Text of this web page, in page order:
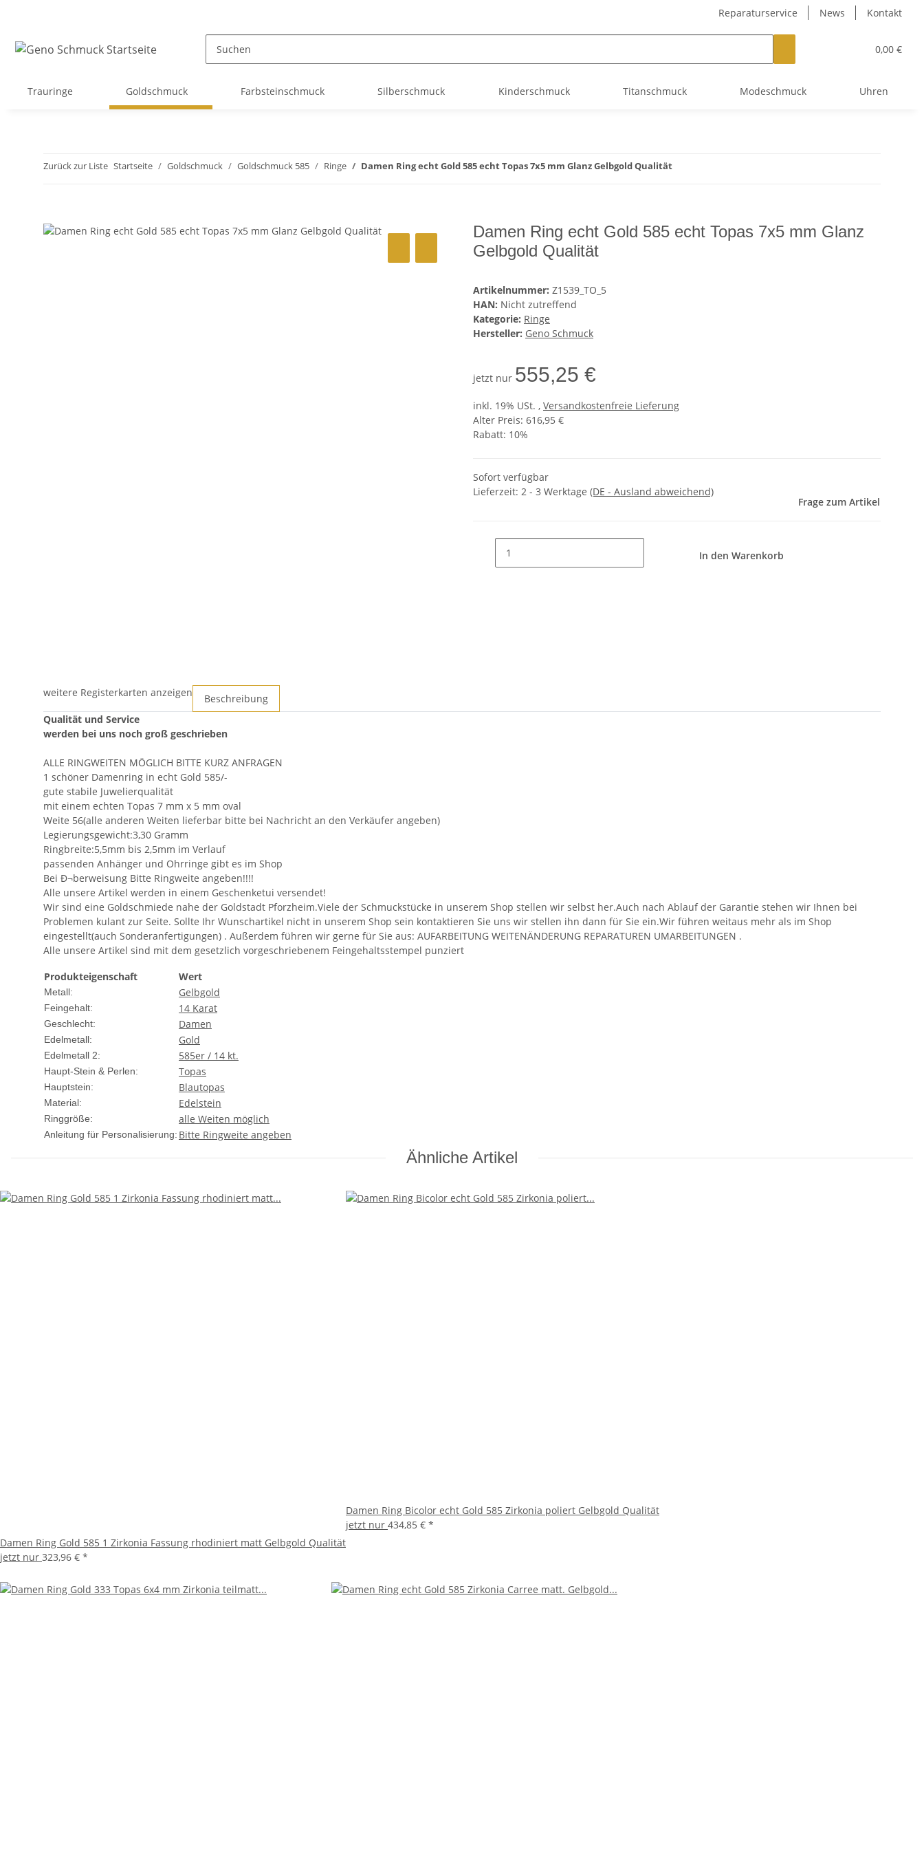
Reparaturservice News Kontakt
0,00 €
Trauringe Goldschmuck Farbsteinschmuck Silberschmuck Kinderschmuck Titanschmuck Modeschmuck Uhren
Zurück zur Liste Startseite Goldschmuck Goldschmuck 585 Ringe Damen Ring echt Gold 585 echt Topas 7x5 mm Glanz Gelbgold Qualität
Damen Ring echt Gold 585 echt Topas 7x5 mm Glanz
Gelbgold Qualität
Artikelnummer: Z1539_TO_5
HAN: Nicht zutreffend
Kategorie: Ringe
Hersteller: Geno Schmuck
jetzt nur 555,25 €
inkl. 19% USt. , Versandkostenfreie Lieferung
Alter Preis: 616,95 €
Rabatt: 10%
Sofort verfügbar
Lieferzeit: 2 - 3 Werktage (DE - Ausland abweichend)
Frage zum Artikel
In den Warenkorb
weitere Registerkarten anzeigen
Beschreibung
Qualität und Service
werden bei uns noch groß geschrieben
ALLE RINGWEITEN MÖGLICH BITTE KURZ ANFRAGEN
1 schöner Damenring in echt Gold 585/-
gute stabile Juwelierqualität
mit einem echten Topas 7 mm x 5 mm oval
Weite 56(alle anderen Weiten lieferbar bitte bei Nachricht an den Verkäufer angeben)
Legierungsgewicht:3,30 Gramm
Ringbreite:5,5mm bis 2,5mm im Verlauf
passenden Anhänger und Ohrringe gibt es im Shop
Bei Ð¬berweisung Bitte Ringweite angeben!!!!
Alle unsere Artikel werden in einem Geschenketui versendet!
Wir sind eine Goldschmiede nahe der Goldstadt Pforzheim.Viele der Schmuckstücke in unserem Shop stellen wir selbst her.Auch nach Ablauf der Garantie stehen wir Ihnen bei
Problemen kulant zur Seite. Sollte Ihr Wunschartikel nicht in unserem Shop sein kontaktieren Sie uns wir stellen ihn dann für Sie ein.Wir führen weitaus mehr als im Shop
eingestellt(auch Sonderanfertigungen) . Außerdem führen wir gerne für Sie aus: AUFARBEITUNG WEITENÄNDERUNG REPARATUREN UMARBEITUNGEN .
Alle unsere Artikel sind mit dem gesetzlich vorgeschriebenem Feingehaltsstempel punziert
Produkteigenschaft
Wert
Metall: Gelbgold
Feingehalt: 14 Karat
Geschlecht: Damen
Edelmetall: Gold
Edelmetall 2: 585er / 14 kt.
Haupt-Stein & Perlen: Topas
Hauptstein: Blautopas
Material: Edelstein
Ringgröße: alle Weiten möglich
Anleitung für Personalisierung: Bitte Ringweite angeben
Ähnliche Artikel
Damen Ring Gold 585 1 Zirkonia Fassung rhodiniert matt Gelbgold Qualität
jetzt nur 323,96 € *
Damen Ring Bicolor echt Gold 585 Zirkonia poliert Gelbgold Qualität
jetzt nur 434,85 € *